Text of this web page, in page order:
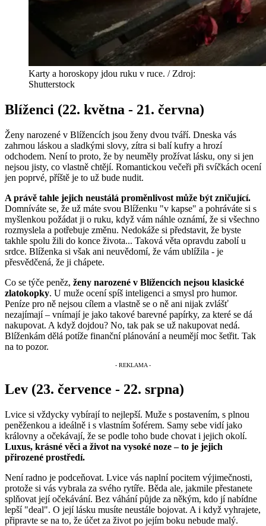
Karty a horoskopy jdou ruku v ruce. / Zdroj:
Shutterstock
Blíženci (22. května - 21. června)
Ženy narozené v Blížencích jsou ženy dvou tváří. Dneska vás
zahrnou láskou a sladkými slovy, zítra si balí kufry a hrozí
odchodem. Není to proto, že by neuměly prožívat lásku, ony si jen
nejsou jisty, co vlastně chtějí. Romantickou večeři při svíčkách ocení
jen poprvé, příště je to už bude nudit.
A právě tahle jejich neustálá proměnlivost může být zničující.
Domníváte se, že už máte svou Blíženku "v kapse" a pohráváte si s
myšlenkou požádat ji o ruku, když vám náhle oznámí, že si všechno
rozmyslela a potřebuje změnu. Nedokáže si představit, že byste
takhle spolu žili do konce života... Taková věta opravdu zabolí u
srdce. Blíženka si však ani neuvědomí, že vám ublížila - je
přesvědčená, že ji chápete.
Co se týče peněz, ženy narozené v Blížencích nejsou klasické
zlatokopky. U muže ocení spíš inteligenci a smysl pro humor.
Peníze pro ně nejsou cílem a vlastně se o ně ani nijak zvlášť
nezajímají – vnímají je jako takové barevné papírky, za které se dá
nakupovat. A když dojdou? No, tak pak se už nakupovat nedá.
Blíženkám dělá potíže finanční plánování a neumějí moc šetřit. Tak
na to pozor.
Lev (23. července - 22. srpna)
Lvice si vždycky vybírají to nejlepší. Muže s postavením, s plnou
peněženkou a ideálně i s vlastním šoférem. Samy sebe vidí jako
královny a očekávají, že se podle toho bude chovat i jejich okolí.
Luxus, krásné věci a život na vysoké noze – to je jejich
přirozené prostředí.
Není radno je podceňovat. Lvice vás naplní pocitem výjimečnosti,
protože si vás vybrala za svého rytíře. Běda ale, jakmile přestanete
splňovat její očekávání. Bez váhání půjde za někým, kdo jí nabídne
lepší "deal". O její lásku musíte neustále bojovat. A i když vyhrajete,
připravte se na to, že účet za život po jejím boku nebude malý.